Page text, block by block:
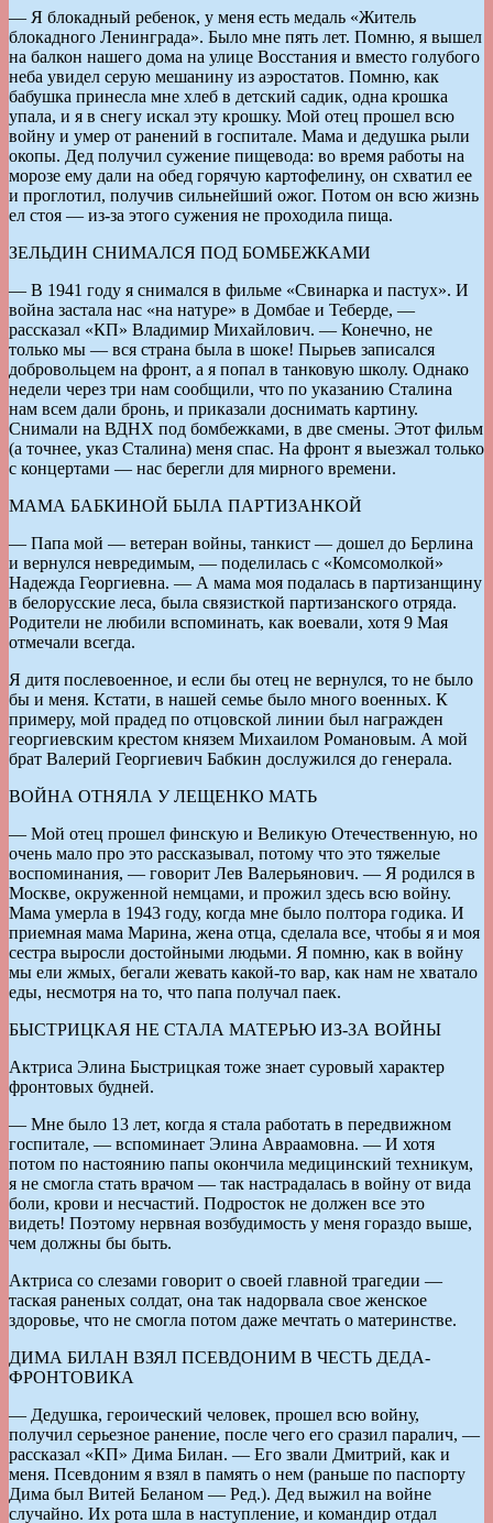
— Я блокадный ребенок, у меня есть медаль «Житель
блокадного Ленинграда». Было мне пять лет. Помню, я вышел
на балкон нашего дома на улице Восстания и вместо голубого
неба увидел серую мешанину из аэростатов. Помню, как
бабушка принесла мне хлеб в детский садик, одна крошка
упала, и я в снегу искал эту крошку. Мой отец прошел всю
войну и умер от ранений в госпитале. Мама и дедушка рыли
окопы. Дед получил сужение пищевода: во время работы на
морозе ему дали на обед горячую картофелину, он схватил ее
и проглотил, получив сильнейший ожог. Потом он всю жизнь
ел стоя — из-за этого сужения не проходила пища.
ЗЕЛЬДИН СНИМАЛСЯ ПОД БОМБЕЖКАМИ
— В 1941 году я снимался в фильме «Свинарка и пастух». И
война застала нас «на натуре» в Домбае и Теберде, —
рассказал «КП» Владимир Михайлович. — Конечно, не
только мы — вся страна была в шоке! Пырьев записался
добровольцем на фронт, а я попал в танковую школу. Однако
недели через три нам сообщили, что по указанию Сталина
нам всем дали бронь, и приказали доснимать картину.
Снимали на ВДНХ под бомбежками, в две смены. Этот фильм
(а точнее, указ Сталина) меня спас. На фронт я выезжал только
с концертами — нас берегли для мирного времени.
МАМА БАБКИНОЙ БЫЛА ПАРТИЗАНКОЙ
— Папа мой — ветеран войны, танкист — дошел до Берлина
и вернулся невредимым, — поделилась с «Комсомолкой»
Надежда Георгиевна. — А мама моя подалась в партизанщину
в белорусские леса, была связисткой партизанского отряда.
Родители не любили вспоминать, как воевали, хотя 9 Мая
отмечали всегда.
Я дитя послевоенное, и если бы отец не вернулся, то не было
бы и меня. Кстати, в нашей семье было много военных. К
примеру, мой прадед по отцовской линии был награжден
георгиевским крестом князем Михаилом Романовым. А мой
брат Валерий Георгиевич Бабкин дослужился до генерала.
ВОЙНА ОТНЯЛА У ЛЕЩЕНКО МАТЬ
— Мой отец прошел финскую и Великую Отечественную, но
очень мало про это рассказывал, потому что это тяжелые
воспоминания, — говорит Лев Валерьянович. — Я родился в
Москве, окруженной немцами, и прожил здесь всю войну.
Мама умерла в 1943 году, когда мне было полтора годика. И
приемная мама Марина, жена отца, сделала все, чтобы я и моя
сестра выросли достойными людьми. Я помню, как в войну
мы ели жмых, бегали жевать какой-то вар, как нам не хватало
еды, несмотря на то, что папа получал паек.
БЫСТРИЦКАЯ НЕ СТАЛА МАТЕРЬЮ ИЗ-ЗА ВОЙНЫ
Актриса Элина Быстрицкая тоже знает суровый характер
фронтовых будней.
— Мне было 13 лет, когда я стала работать в передвижном
госпитале, — вспоминает Элина Авраамовна. — И хотя
потом по настоянию папы окончила медицинский техникум,
я не смогла стать врачом — так настрадалась в войну от вида
боли, крови и несчастий. Подросток не должен все это
видеть! Поэтому нервная возбудимость у меня гораздо выше,
чем должны бы быть.
Актриса со слезами говорит о своей главной трагедии —
таская раненых солдат, она так надорвала свое женское
здоровье, что не смогла потом даже мечтать о материнстве.
ДИМА БИЛАН ВЗЯЛ ПСЕВДОНИМ В ЧЕСТЬ ДЕДА-
ФРОНТОВИКА
— Дедушка, героический человек, прошел всю войну,
получил серьезное ранение, после чего его сразил паралич, —
рассказал «КП» Дима Билан. — Его звали Дмитрий, как и
меня. Псевдоним я взял в память о нем (раньше по паспорту
Дима был Витей Беланом — Ред.). Дед выжил на войне
случайно. Их рота шла в наступление, и командир отдал